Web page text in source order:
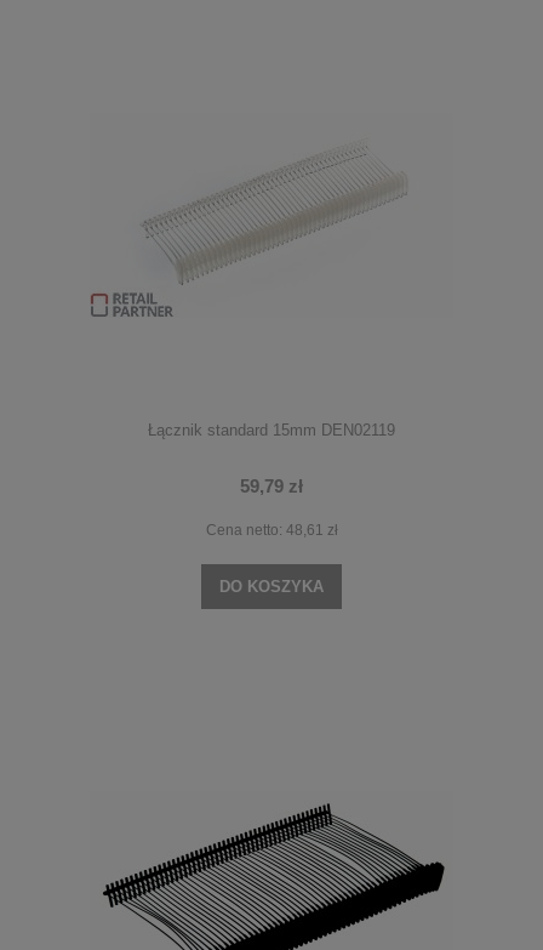
Łącznik standard 15mm DEN02119
59,79 zł
Cena netto: 48,61 zł
DO KOSZYKA